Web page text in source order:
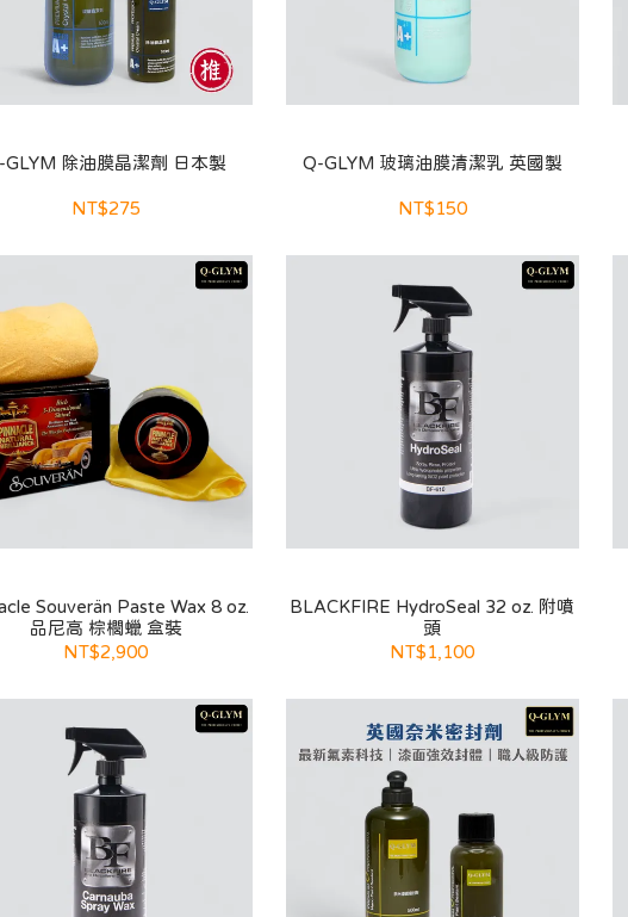
GLYM 除油膜晶潔劑 日本製
NT$275
Q-GLYM 玻璃油膜清潔乳 英國製
NT$150
Souverän Paste Wax 8 oz.
品尼高 棕櫚蠟 盒裝
NT$2,900
BLACKFIRE HydroSeal 32 oz. 附噴
頭
NT$1,100